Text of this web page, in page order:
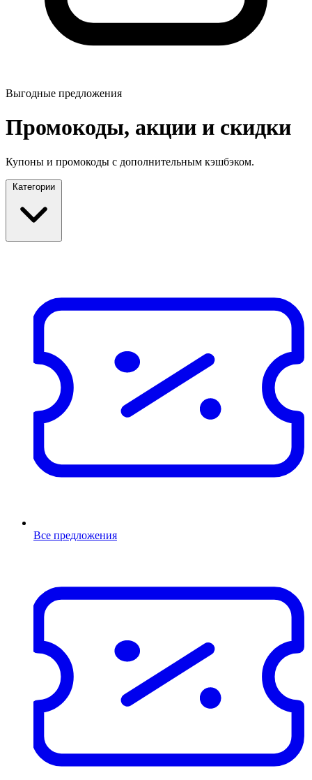
Выгодные предложения
Промокоды, акции и скидки
Купоны и промокоды с дополнительным кэшбэком.
Категории
Все предложения